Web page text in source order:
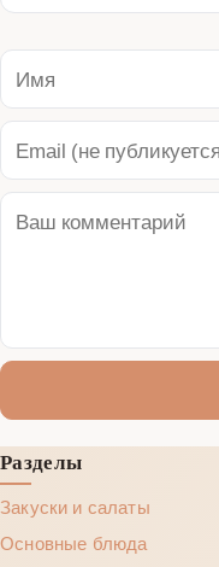
Разделы
Закуски и салаты
Основные блюда